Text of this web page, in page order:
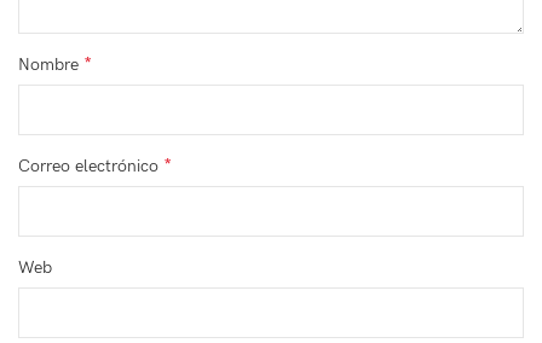
Nombre *
Correo electrónico *
Web